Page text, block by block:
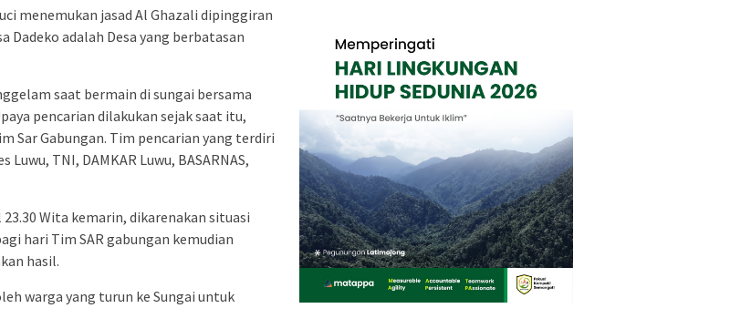
menemukan jasad Al Ghazali dipinggiran
Dadeko adalah Desa yang berbatasan
saat bermain di sungai bersama
pencarian dilakukan sejak saat itu,
Sar Gabungan. Tim pencarian yang terdiri
TNI, DAMKAR Luwu, BASARNAS,
Wita kemarin, dikarenakan situasi
hari Tim SAR gabungan kemudian
hasil.
warga yang turun ke Sungai untuk